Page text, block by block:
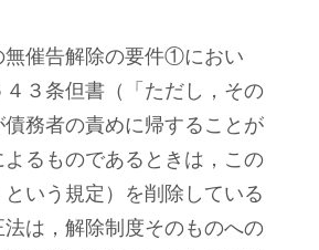
無催告解除の要件①におい
３条但書（「ただし，その
務者の責めに帰することが
るものであるときは，この
という規定）を削除している
法は，解除制度そのものへの